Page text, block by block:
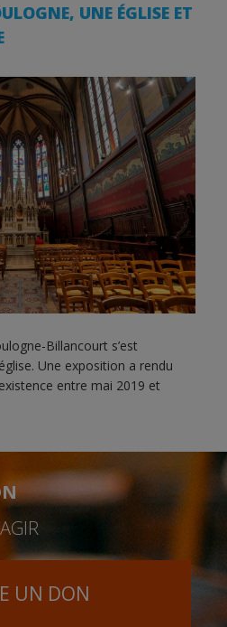
UNE ÉGLISE ET
Billancourt s’est
Une exposition a rendu
entre mai 2019 et
UN DON